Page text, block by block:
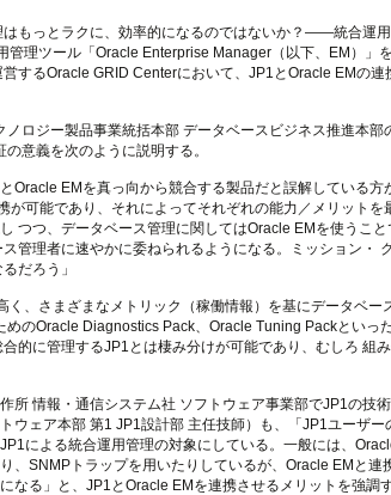
もっとラクに、効率的になるのではないか？――統合運用
理ツール「Oracle Enterprise Manager（以下、EM）」
するOracle GRID Centerにおいて、JP1とOracle EMの連
ロジー製品事業統括本部 データベースビジネス推進本部
意義を次のように説明する。
EMを真っ向から競合する製品だと誤解している方
可能であり、それによってそれぞれの能力／メリットを
つつ、データベース管理に関してはOracle EMを使うこ
管理者に速やかに委ねられるようになる。ミッション・
だろう」
、さまざまなメトリック（稼働情報）を基にデータベー
のOracle Diagnostics Pack、Oracle Tuning Packといっ
的に管理するJP1とは棲み分けが可能であり、むしろ 組
所 情報・通信システム社 ソフトウェア事業部でJP1の技
ウェア本部 第1 JP1設計部 主任技師）も、「JP1ユーザ
による統合運用管理の対象にしている。一般には、
、SNMPトラップを用いたりしているが、Oracle EMと連
なる」と、JP1とOracle EMを連携させるメリットを強調す